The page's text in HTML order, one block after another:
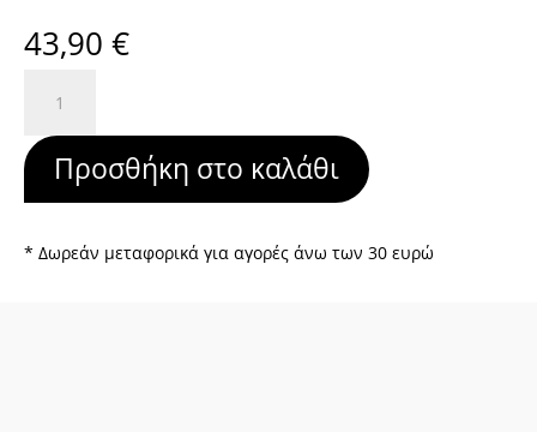
43,90 €
Concentrate
ποσότητα
Προσθήκη στο καλάθι
* Δωρεάν μεταφορικά για αγορές άνω των 30 ευρώ